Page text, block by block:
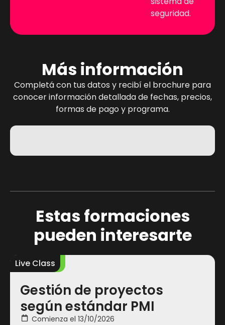
seguridad.
Más información
Completá con tus datos y recibí el brochure para
conocer información detallada de fechas, precios,
formas de pago y programa.
Estas formaciones
pueden interesarte
Live Class
Gestión de proyectos
según estándar PMI
Comienza el 13/10/2026